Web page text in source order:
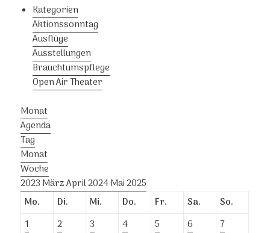
Kategorien
Aktionssonntag
Ausflüge
Ausstellungen
Brauchtumspflege
Open Air Theater
Monat
Agenda
Tag
Monat
Woche
2023 MärzApril 2024Mai2025
Mo.
Di. Mi. Do. Fr. Sa.
So.
1
2 3 4 5 6
7